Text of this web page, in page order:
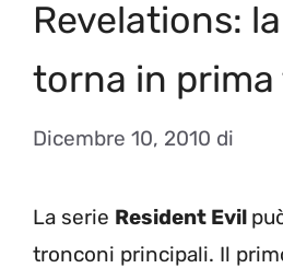
Revelations:
torna in prima
Dicembre 10, 2010 di
La serie Resident Evil
tronconi principali. Il